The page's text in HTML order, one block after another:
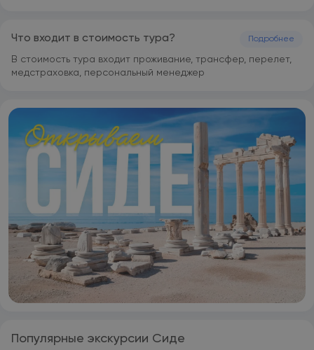
Что входит в стоимость тура? Подробнее
В стоимость тура входит проживание, трансфер, перелет,
медстраховка, персональный менеджер
Популярные экскурсии Сиде